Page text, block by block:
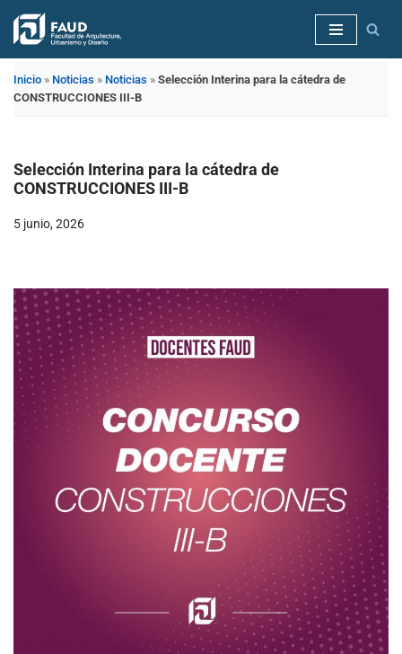
Saltar
contenido
Inicio » Noticias » Noticias » Selección Interina para la cátedra de
CONSTRUCCIONES III-B
Selección Interina para la cátedra de
CONSTRUCCIONES III-B
5 junio, 2026